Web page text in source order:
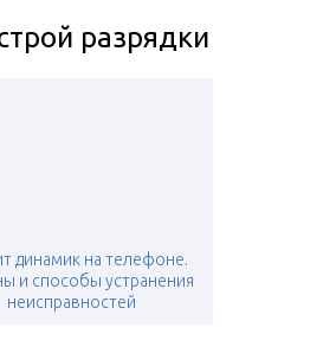
разрядки
динамик на телефоне.
и способы устранения
неисправностей